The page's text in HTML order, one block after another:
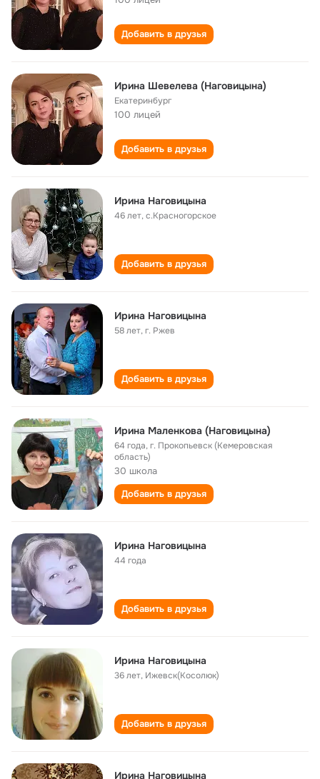
Добавить в друзья
Ирина Шевелева (Наговицына)
Екатеринбург
100 лицей
Добавить в друзья
Ирина Наговицына
46 лет,с.Красногорское
Добавить в друзья
Ирина Наговицына
58 лет,г. Ржев
Добавить в друзья
Ирина Маленкова (Наговицына)
64 года,г. Прокопьевск (Кемеровская
область)
30 школа
Добавить в друзья
Ирина Наговицына
44 года
Добавить в друзья
Ирина Наговицына
36 лет, Ижевск(Косолюк)
Добавить в друзья
Ирина Наговицына